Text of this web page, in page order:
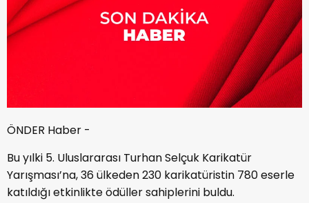
ÖNDER Haber -
Bu yılki 5. Uluslararası Turhan Selçuk Karikatür
Yarışması’na, 36 ülkeden 230 karikatüristin 780 eserle
katıldığı etkinlikte ödüller sahiplerini buldu.